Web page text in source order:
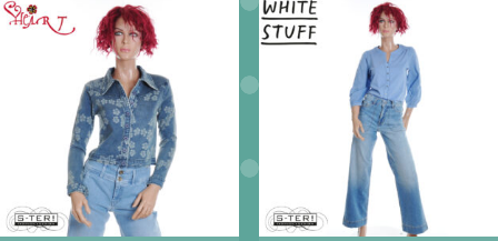
meerdere
variaties.
Deze
optie
kan
gekozen
worden
meerdere
variaties.
Deze
optie
kan
gekozen
worden